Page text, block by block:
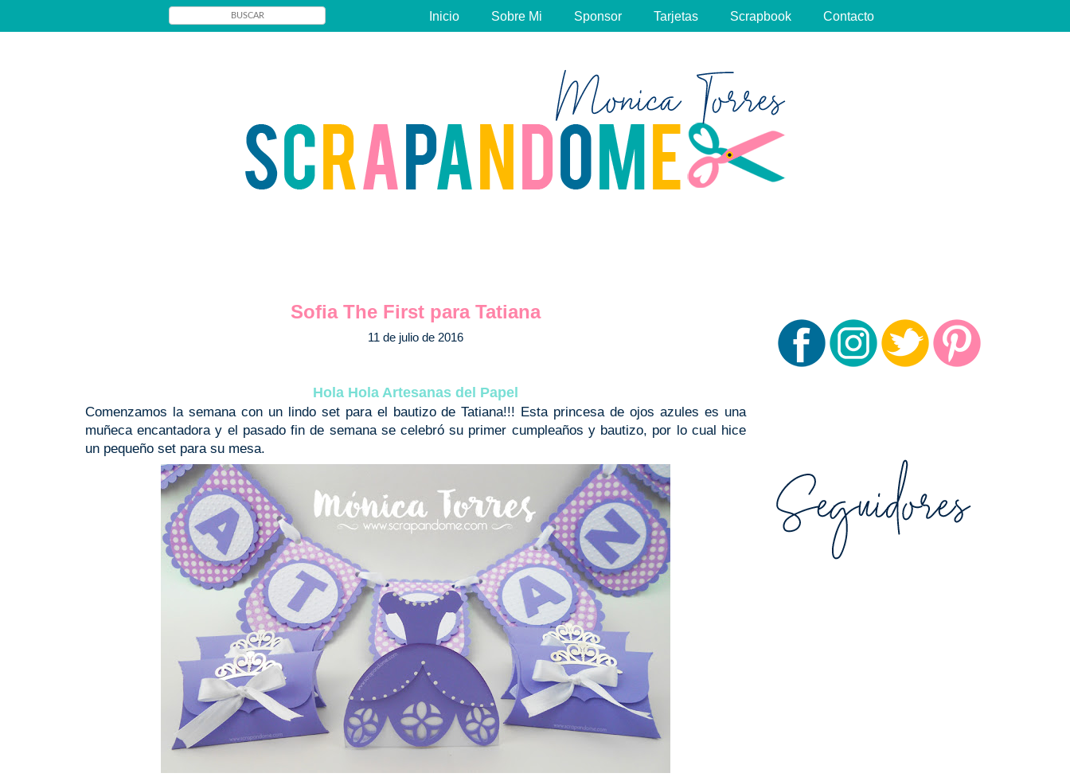
Inicio Sobre Mi Sponsor Tarjetas Scrapbook Contacto
Sofia The First para Tatiana
11 de julio de 2016
Hola Hola Artesanas del Papel
Comenzamos la semana con un lindo set para el bautizo de Tatiana!!! Esta princesa de ojos azules es una
muñeca encantadora y el pasado fin de semana se celebró su primer cumpleaños y bautizo, por lo cual hice
un pequeño set para su mesa.